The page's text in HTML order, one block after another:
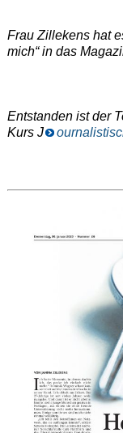
Frau Zillekens hat
mich“ in das
Entstanden ist der
Kurs J